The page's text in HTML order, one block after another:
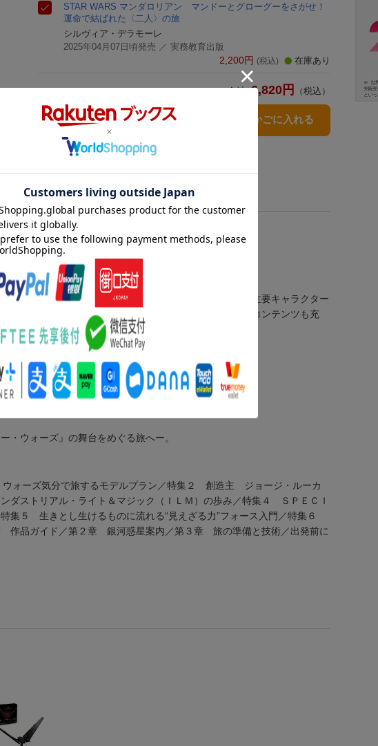
STAR WARS マンダロリアン マンドーとグローグーをさがせ！
運命で結ばれた〈二人〉の旅
シルヴィア・デラモーレ
2025年04月07日頃発売 ／ 実務教育出版
2,200円 (税込) 在庫あり
合計 6,820 円 （税込）
3点とも買い物かごに入れる
ルでひもとく、スペシャルブックが登場！
れば安心。劇場公開作品を中心に、ストーリーの流れや主要キャラクター
デルプランや旅のテクニックなど、ファン心をくすぐるコンテンツも充
携の永久保存版です。
・ウォーズ』の舞台をめぐる旅へー。
ーズ気分で旅するモデルプラン／特集２ 創造主 ジョージ・ルーカ
トリアル・ライト＆マジック（ＩＬＭ）の歩み／特集４ ＳＰＥＣＩ
５ 生きとし生けるものに流れる“見えざる力”フォース入門／特集６
作品ガイド／第２章 銀河惑星案内／第３章 旅の準備と技術／出発前に